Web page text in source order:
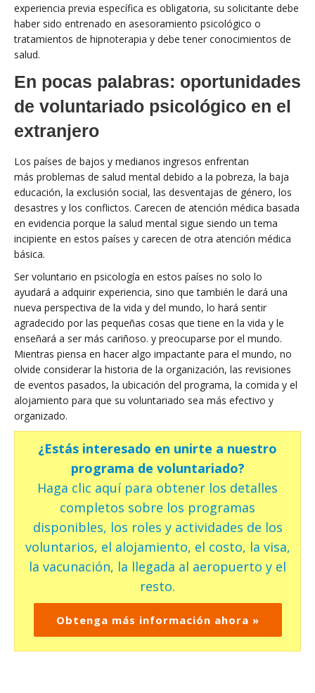
experiencia previa específica es obligatoria, su solicitante debe
haber sido entrenado en asesoramiento psicológico o
tratamientos de hipnoterapia y debe tener conocimientos de
salud.
En pocas palabras: oportunidades
de voluntariado psicológico en el
extranjero
Los países de bajos y medianos ingresos enfrentan
más problemas de salud mental debido a la pobreza, la baja
educación, la exclusión social, las desventajas de género, los
desastres y los conflictos. Carecen de atención médica basada
en evidencia porque la salud mental sigue siendo un tema
incipiente en estos países y carecen de otra atención médica
básica.
Ser voluntario en psicología en estos países no solo lo
ayudará a adquirir experiencia, sino que también le dará una
nueva perspectiva de la vida y del mundo, lo hará sentir
agradecido por las pequeñas cosas que tiene en la vida y le
enseñará a ser más cariñoso. y preocuparse por el mundo.
Mientras piensa en hacer algo impactante para el mundo, no
olvide considerar la historia de la organización, las revisiones
de eventos pasados, la ubicación del programa, la comida y el
alojamiento para que su voluntariado sea más efectivo y
organizado.
¿Estás interesado en unirte a nuestro
programa de voluntariado?
Haga clic aquí para obtener los detalles
completos sobre los programas
disponibles, los roles y actividades de los
voluntarios, el alojamiento, el costo, la visa,
la vacunación, la llegada al aeropuerto y el
resto.
Obtenga más información ahora »